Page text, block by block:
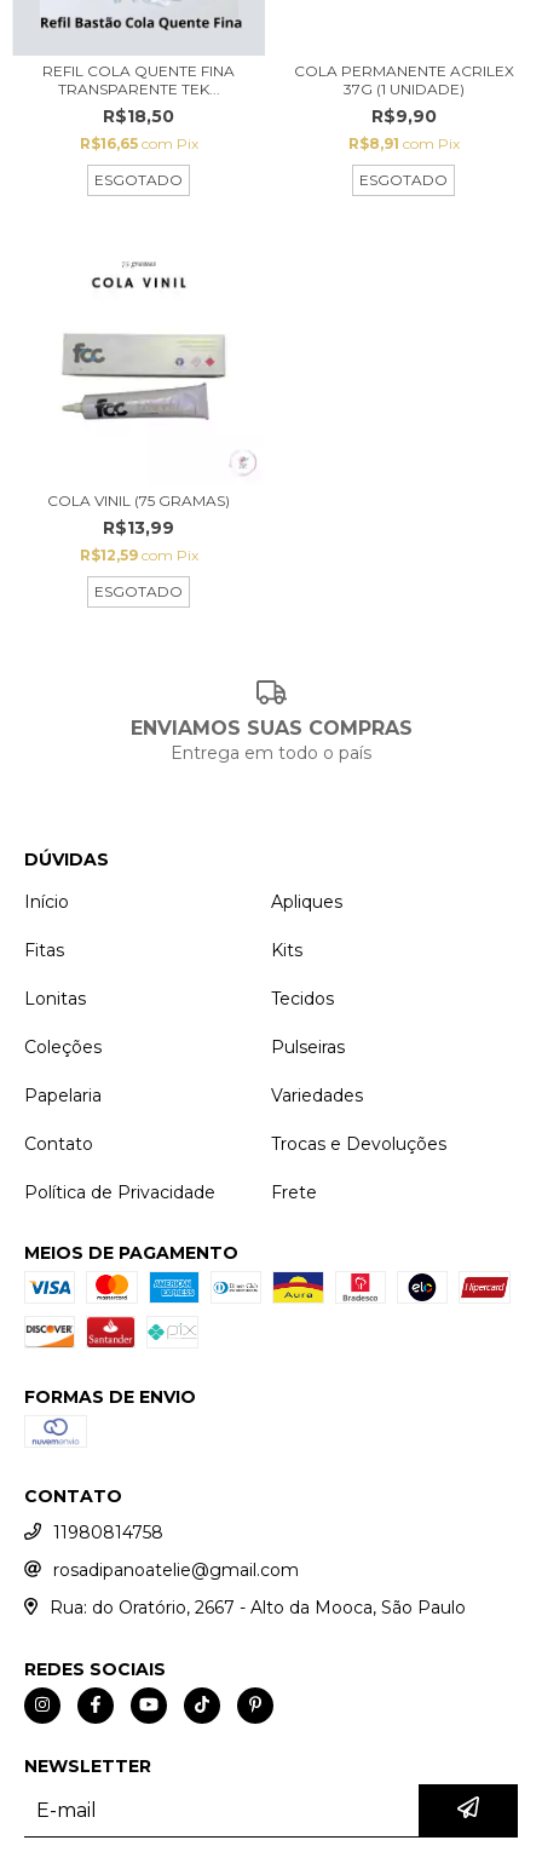
REFIL COLA QUENTE FINA
TRANSPARENTE TEK...
R$18,50
R$16,65 com Pix
ESGOTADO
COLA PERMANENTE ACRILEX
37G (1 UNIDADE)
R$9,90
R$8,91 com Pix
ESGOTADO
COLA VINIL (75 GRAMAS)
R$13,99
R$12,59 com Pix
ESGOTADO
ENVIAMOS SUAS COMPRAS
Entrega em todo o país
DÚVIDAS
Início
Apliques
Fitas Kits
Lonitas Tecidos
Coleções Pulseiras
Papelaria Variedades
Contato Trocas e Devoluções
Política de Privacidade Frete
MEIOS DE PAGAMENTO
FORMAS DE ENVIO
CONTATO
11980814758
rosadipanoatelie@gmail.com
Rua: do Oratório, 2667 - Alto da Mooca, São Paulo
REDES SOCIAIS
NEWSLETTER